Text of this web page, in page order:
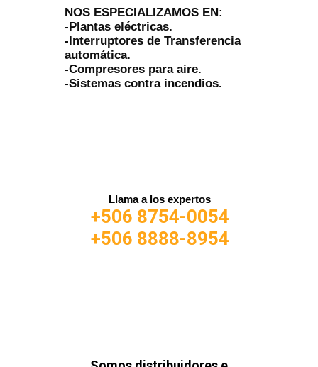
NOS ESPECIALIZAMOS EN:
-Plantas eléctricas.
-Interruptores de Transferencia
automática.
-Compresores para aire.
-Sistemas contra incendios.
Llama a los expertos
+506 8754-0054
+506 8888-8954